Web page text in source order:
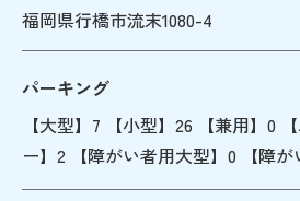
福岡県行橋市流末1080-4
パーキング
【大型】7 【小型】26 【兼用】0
ー】2 【障がい者用大型】0 【障が